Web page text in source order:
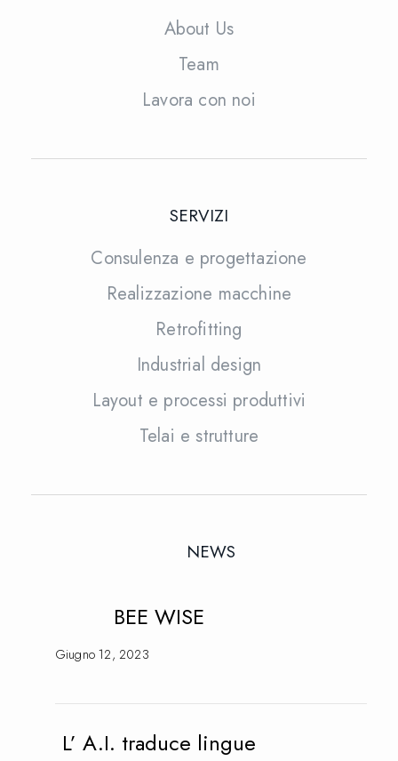
About Us
Team
Lavora con noi
SERVIZI
Consulenza e progettazione
Realizzazione macchine
Retrofitting
Industrial design
Layout e processi produttivi
Telai e strutture
NEWS
BEE WISE
Giugno 12, 2023
L’ A.I. traduce lingue